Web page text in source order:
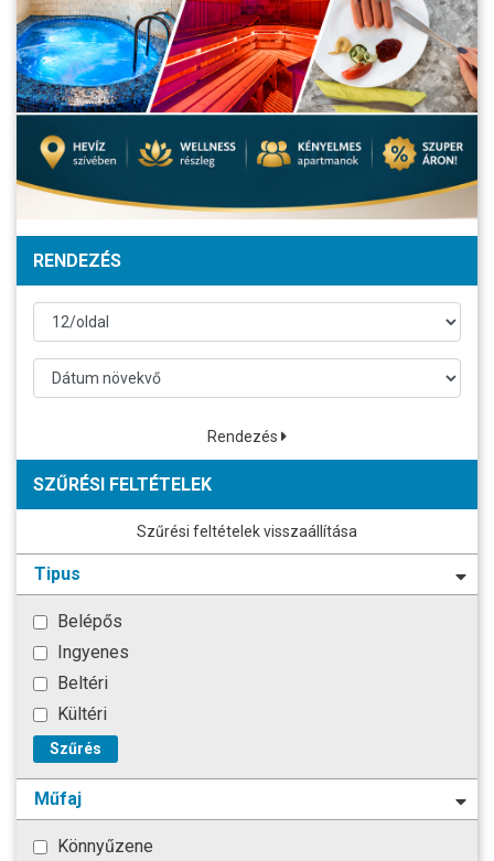
RENDEZÉS
Rendezés
SZŰRÉSI FELTÉTELEK
Szűrési feltételek visszaállítása
Tipus
Belépős
Ingyenes
Beltéri
Kültéri
Szűrés
Műfaj
Könnyűzene